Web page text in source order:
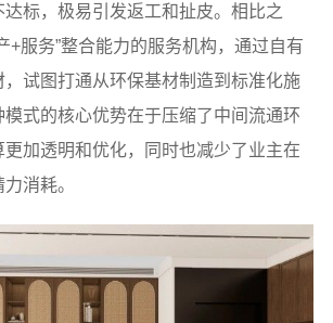
标，极易引发返工和扯皮。相比之
+服务”整合能力的服务机构，通过自有
，试图打通从环保基材制造到标准化施
式的核心优势在于压缩了中间流通环
加透明和优化，同时也减少了业主在
消耗。